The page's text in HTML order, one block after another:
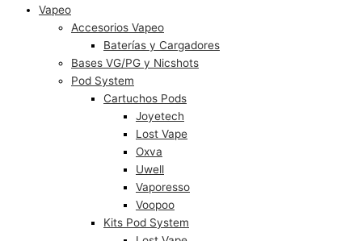
Vapeo
Accesorios Vapeo
Baterías y Cargadores
Bases VG/PG y Nicshots
Pod System
Cartuchos Pods
Joyetech
Lost Vape
Oxva
Uwell
Vaporesso
Voopoo
Kits Pod System